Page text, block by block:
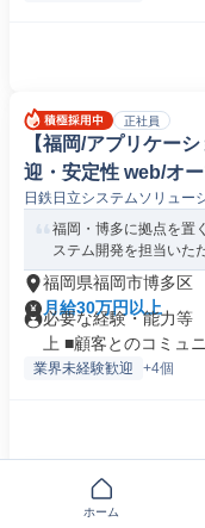
正社員
【福岡/アプリケー
迎・安定性 web/オ
日鉄日立システムソリュー
福岡・博多に拠点を置
ステム開発を担当いた
福岡県福岡市博多区
月給30万円以上
必要な経験・能力等
上 ■顧客とのコミュ
業界未経験歓迎 +4個
【福岡/医療パッケ
ホーム